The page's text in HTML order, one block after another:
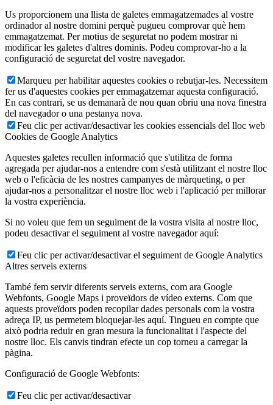
Us proporcionem una llista de galetes emmagatzemades al vostre
ordinador al nostre domini perquè pugueu comprovar què hem
emmagatzemat. Per motius de seguretat no podem mostrar ni
modificar les galetes d'altres dominis. Podeu comprovar-ho a la
configuració de seguretat del vostre navegador.
Marqueu per habilitar aquestes cookies o rebutjar-les. Necessitem
fer us d'aquestes cookies per emmagatzemar aquesta configuració.
En cas contrari, se us demanarà de nou quan obriu una nova finestra
del navegador o una pestanya nova.
Feu clic per activar/desactivar les cookies essencials del lloc web
Cookies de Google Analytics
Aquestes galetes recullen informació que s'utilitza de forma
agregada per ajudar-nos a entendre com s'està utilitzant el nostre lloc
web o l'eficàcia de les nostres campanyes de màrqueting, o per
ajudar-nos a personalitzar el nostre lloc web i l'aplicació per millorar
la vostra experiència.
Si no voleu que fem un seguiment de la vostra visita al nostre lloc,
podeu desactivar el seguiment al vostre navegador aquí:
Feu clic per activar/desactivar el seguiment de Google Analytics
Altres serveis externs
També fem servir diferents serveis externs, com ara Google
Webfonts, Google Maps i proveïdors de vídeo externs. Com que
aquests proveïdors poden recopilar dades personals com la vostra
adreça IP, us permetem bloquejar-les aquí. Tingueu en compte que
això podria reduir en gran mesura la funcionalitat i l'aspecte del
nostre lloc. Els canvis tindran efecte un cop torneu a carregar la
pàgina.
Configuració de Google Webfonts:
Feu clic per activar/desactivar